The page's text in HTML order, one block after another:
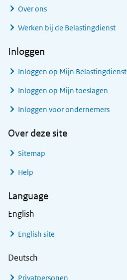
Over ons
Werken bij de Belastingdienst
Inloggen
Inloggen op Mijn Belastingdienst
Inloggen op Mijn toeslagen
Inloggen voor ondernemers
Over deze site
Sitemap
Help
Language
English
English site
Deutsch
Privatpersonen